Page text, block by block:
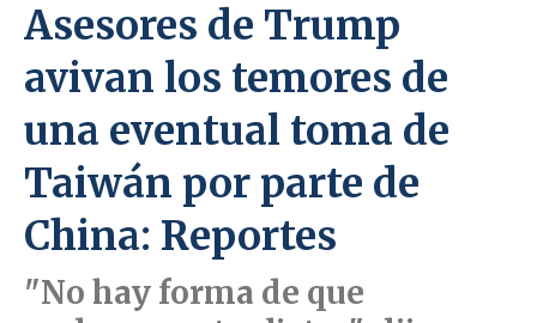
Asesores de Trump
avivan los temores de
una eventual toma de
Taiwán por parte de
China: Reportes
"No hay forma de que